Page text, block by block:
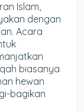
Islam,
dengan
Acara
biasanya
hewan
bagikan